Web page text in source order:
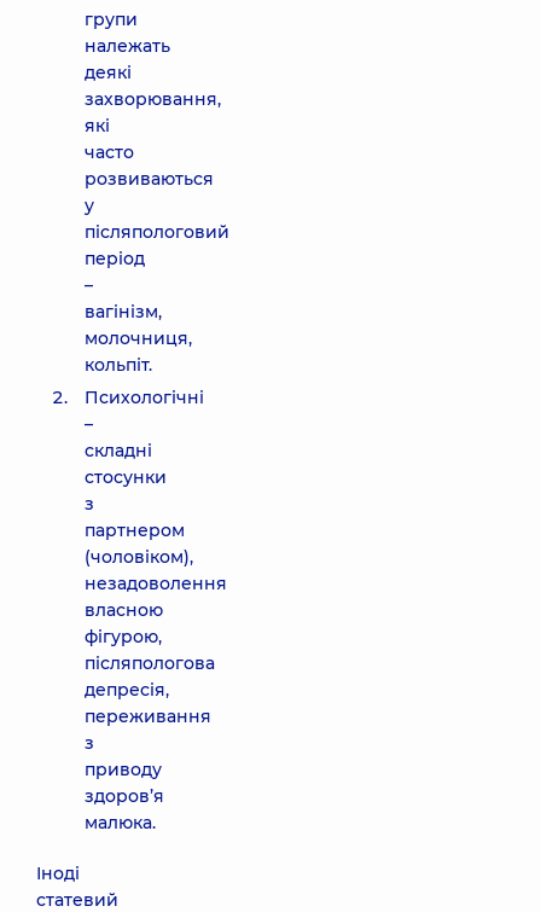
групи
належать
деякі
захворювання,
які
часто
розвиваються
у
післяпологовий
період
–
вагінізм,
молочниця,
кольпіт.
Психологічні
–
складні
стосунки
з
партнером
(чоловіком),
незадоволення
власною
фігурою,
післяпологова
депресія,
переживання
з
приводу
здоров’я
малюка.
Іноді
статевий